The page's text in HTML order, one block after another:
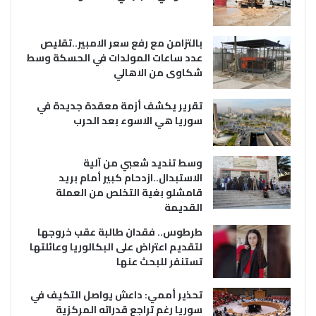
بالتزامن مع رفع سعر الامبير..تقليص
عدد ساعات المولدات في الحسكة وسط
شكاوى من الاهالي
تقرير يكشف أزمة معقدة جديدة في
سوريا هي الاسوء بعد الحرب
وسط تنديد شعبي من آلية
الاستبدال..ازدحام كبير أمام بريد
قامشلو بغية التخلص من العملة
القديمة
طرطوس.. فقدان طالبة عقب خروجها
لتقديم اعتراض على البكالوريا وعائلتها
تستنفر للبحث عنها
تحذير أممي: داعش يواصل التكيف في
سوريا رغم تراجع قدراته المركزية